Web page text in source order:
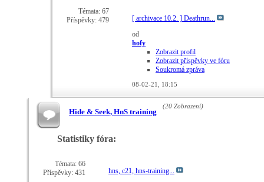
Témata: 67
Příspěvky: 479
[ archivace 10.2. ] Deathrun...
od
hofy
Zobrazit profil
Zobrazit příspěvky ve fóru
Soukromá zpráva
08-02-21, 18:15
Hide & Seek, HnS training
(20 Zobrazení)
Statistiky fóra:
Témata: 66
Příspěvky: 431
hns, c21, hns-training...